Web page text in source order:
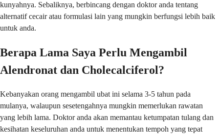
kunyahnya. Sebaliknya, berbincang dengan doktor anda tentang
alternatif cecair atau formulasi lain yang mungkin berfungsi lebih baik
untuk anda.
Berapa Lama Saya Perlu Mengambil
Alendronat dan Cholecalciferol?
Kebanyakan orang mengambil ubat ini selama 3-5 tahun pada
mulanya, walaupun sesetengahnya mungkin memerlukan rawatan
yang lebih lama. Doktor anda akan memantau ketumpatan tulang dan
kesihatan keseluruhan anda untuk menentukan tempoh yang tepat